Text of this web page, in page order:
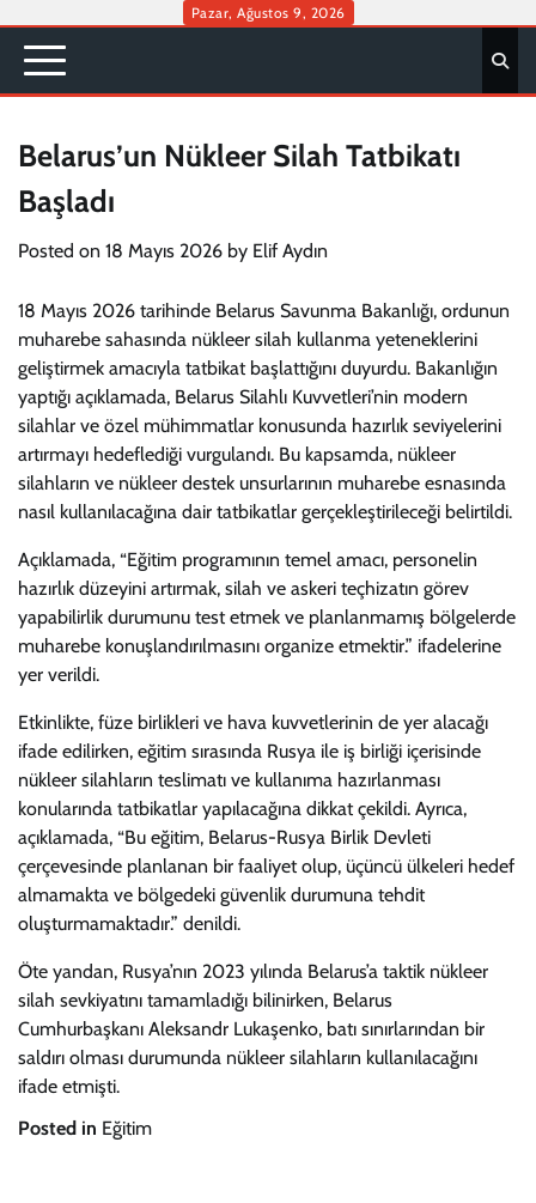
content
Pazar, Ağustos 9, 2026
Belarus’un Nükleer Silah Tatbikatı
Başladı
Posted on 18 Mayıs 2026 by Elif Aydın
18 Mayıs 2026 tarihinde Belarus Savunma Bakanlığı, ordunun
muharebe sahasında nükleer silah kullanma yeteneklerini
geliştirmek amacıyla tatbikat başlattığını duyurdu. Bakanlığın
yaptığı açıklamada, Belarus Silahlı Kuvvetleri’nin modern
silahlar ve özel mühimmatlar konusunda hazırlık seviyelerini
artırmayı hedeflediği vurgulandı. Bu kapsamda, nükleer
silahların ve nükleer destek unsurlarının muharebe esnasında
nasıl kullanılacağına dair tatbikatlar gerçekleştirileceği belirtildi.
Açıklamada, “Eğitim programının temel amacı, personelin
hazırlık düzeyini artırmak, silah ve askeri teçhizatın görev
yapabilirlik durumunu test etmek ve planlanmamış bölgelerde
muharebe konuşlandırılmasını organize etmektir.” ifadelerine
yer verildi.
Etkinlikte, füze birlikleri ve hava kuvvetlerinin de yer alacağı
ifade edilirken, eğitim sırasında Rusya ile iş birliği içerisinde
nükleer silahların teslimatı ve kullanıma hazırlanması
konularında tatbikatlar yapılacağına dikkat çekildi. Ayrıca,
açıklamada, “Bu eğitim, Belarus-Rusya Birlik Devleti
çerçevesinde planlanan bir faaliyet olup, üçüncü ülkeleri hedef
almamakta ve bölgedeki güvenlik durumuna tehdit
oluşturmamaktadır.” denildi.
Öte yandan, Rusya’nın 2023 yılında Belarus’a taktik nükleer
silah sevkiyatını tamamladığı bilinirken, Belarus
Cumhurbaşkanı Aleksandr Lukaşenko, batı sınırlarından bir
saldırı olması durumunda nükleer silahların kullanılacağını
ifade etmişti.
Posted in Eğitim